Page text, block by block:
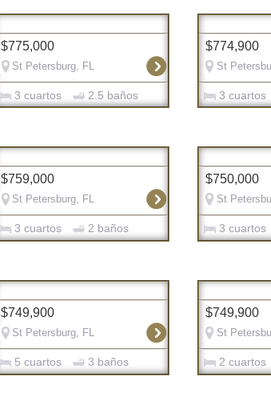
$775,000
St Petersburg, FL
3 cuartos 2.5 baños
$774,900
St
3 cuartos
$759,000
St Petersburg, FL
3 cuartos 2 baños
$750,000
St
3 cuartos
$749,900
St Petersburg, FL
5 cuartos 3 baños
$749,900
St
2 cuartos